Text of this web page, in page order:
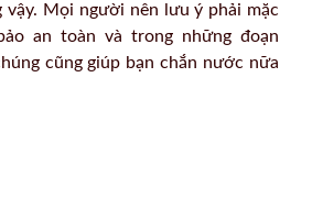
vậy. Mọi người nên lưu ý phải mặc
an toàn và trong những đoạn
cũng giúp bạn chắn nước nữa